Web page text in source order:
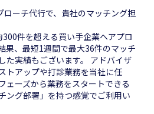
ーチ代行で、貴社のマッチング担
件を超える買い手企業へアプロ
果、最短1週間で最大36件のマッチ
た実績もございます。 アドバイザ
トアップや打診業務を当社に任
ェーズから業務をスタートできる
ング部署」を持つ感覚でご利用い